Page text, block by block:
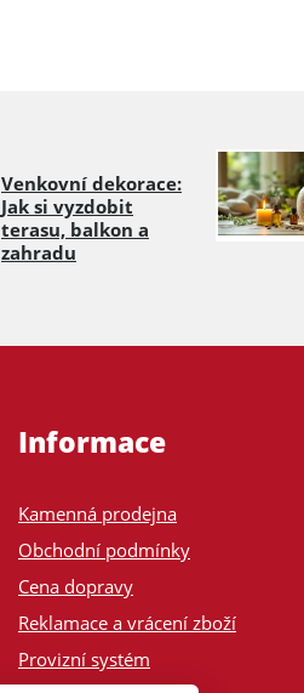
Venkovní dekorace:
Jak si vyzdobit
terasu, balkon a
zahradu
Informace
Kamenná prodejna
Obchodní podmínky
Cena dopravy
Reklamace a vrácení zboží
Provizní systém